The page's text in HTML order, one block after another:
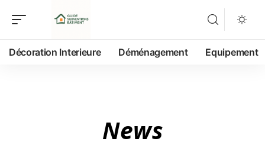
Décoration Interieure Déménagement Equipement
News